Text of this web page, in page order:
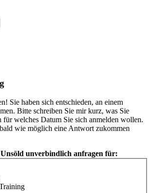
Sie haben sich entschieden, an einem
Bitte schreiben Sie mir kurz, was Sie
für welches Datum Sie sich anmelden wollen.
wie möglich eine Antwort zukommen
unverbindlich anfragen für: